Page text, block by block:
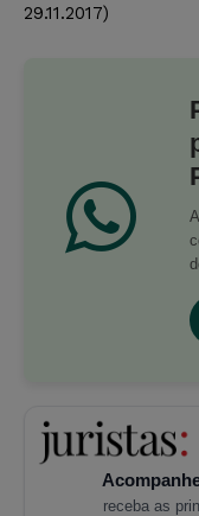
29.11.2017)
receba as